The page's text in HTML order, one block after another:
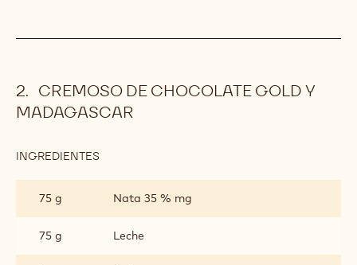
CREMOSO DE CHOCOLATE GOLD Y
MADAGASCAR
INGREDIENTES
CHOCOLATE
GOLD
75 g Nata 35 % mg
75 g Leche